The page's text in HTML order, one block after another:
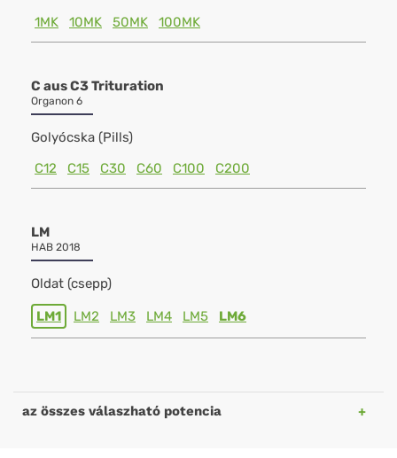
1MK
10MK 50MK 100MK
C aus C3 Trituration
Organon 6
Golyócska (Pills)
C12
C15 C30 C60 C100 C200
LM
HAB 2018
Oldat (csepp)
LM1 LM2 LM3 LM4 LM5 LM6
az összes válaszható potencia